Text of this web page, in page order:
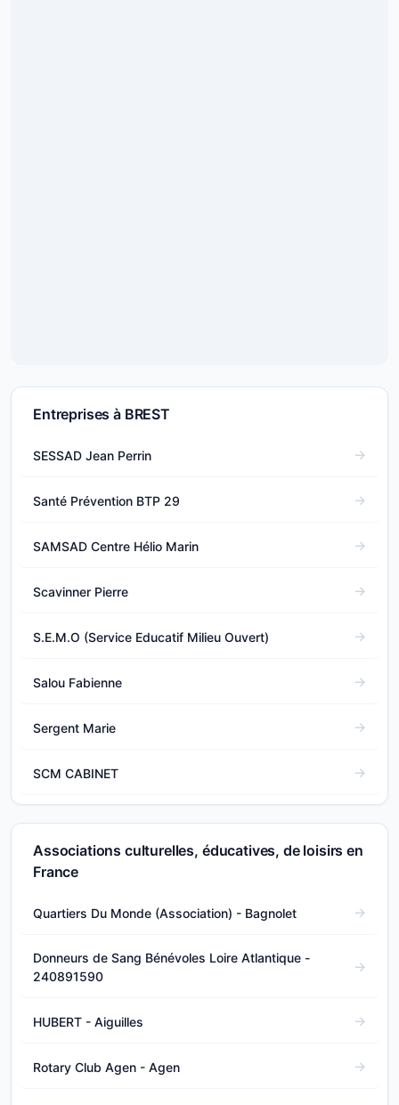
Entreprises à BREST
SESSAD Jean Perrin
Santé Prévention BTP 29
SAMSAD Centre Hélio Marin
Scavinner Pierre
S.E.M.O (Service Educatif Milieu Ouvert)
Salou Fabienne
Sergent Marie
SCM CABINET
Associations culturelles, éducatives, de loisirs en
France
Quartiers Du Monde (Association) - Bagnolet
Donneurs de Sang Bénévoles Loire Atlantique -
240891590
HUBERT - Aiguilles
Rotary Club Agen - Agen